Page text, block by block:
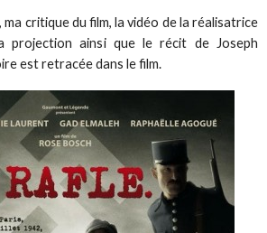
critique du film, la vidéo de la réalisatrice
projection ainsi que le récit de Joseph
est retracée dans le film.